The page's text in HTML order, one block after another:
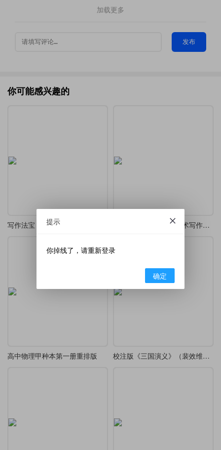
加载更多
发布
你可能感兴趣的
写作法宝：非虚构写作指南 文思泉涌：如何克服学术写作拖延症
高中物理甲种本第一册重排版 校注版《三国演义》（裴效维作注，前三回）
提示
你掉线了，请重新登录
确定